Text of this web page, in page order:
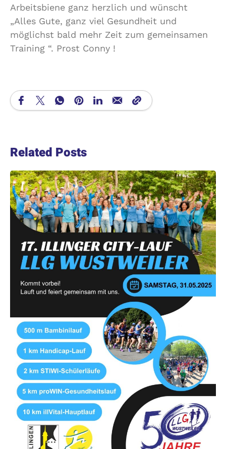
Arbeitsbiene ganz herzlich und wünscht
„Alles Gute, ganz viel Gesundheit und
möglichst bald mehr Zeit zum gemeinsamen
Training “. Prost Conny !
Related Posts